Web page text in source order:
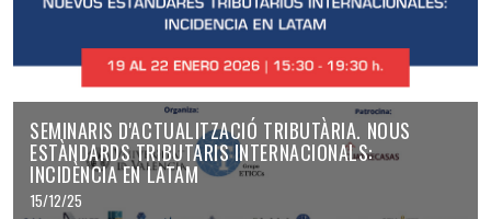
SEMINARIS D'ACTUALITZACIÓ TRIBUTÀRIA. NOUS
ESTÀNDARDS TRIBUTARIS INTERNACIONALS:
INCIDÈNCIA EN LATAM
15/12/25